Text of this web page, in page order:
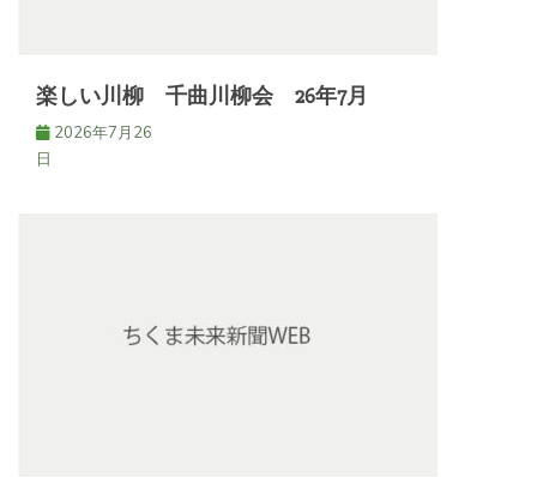
楽しい川柳 千曲川柳会 26年7月
2026年7月26
日